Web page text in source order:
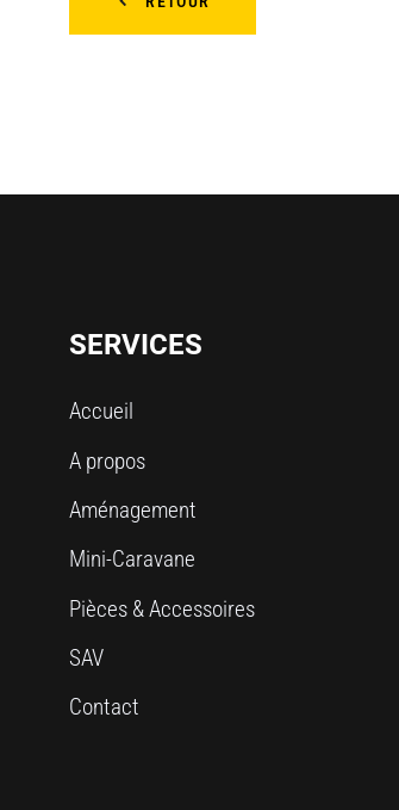
SERVICES
Accueil
A propos
Aménagement
Mini-Caravane
Pièces & Accessoires
SAV
Contact